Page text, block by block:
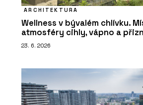
ARCHITEKTURA
Wellness v bývalém chlívku.
atmosféry cihly, vápno a
23. 6. 2026